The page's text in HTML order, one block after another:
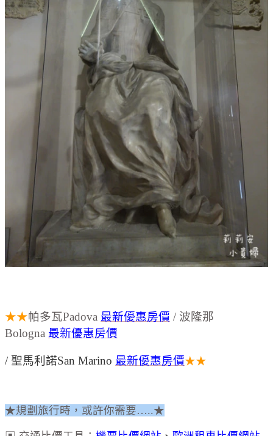
★★帕多瓦Padova 最新優惠房價 / 波隆那
Bologna 最新優惠房價
/聖馬利諾San Marino 最新優惠房價★★
★規劃旅行時，或許你需要…..★